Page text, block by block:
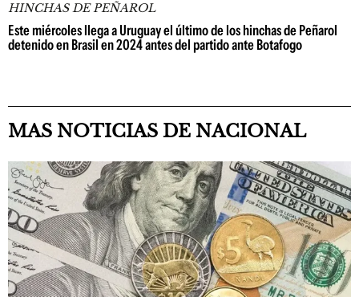
HINCHAS DE PEÑAROL
Este miércoles llega a Uruguay el último de los hinchas de Peñarol
detenido en Brasil en 2024 antes del partido ante Botafogo
MAS NOTICIAS DE NACIONAL